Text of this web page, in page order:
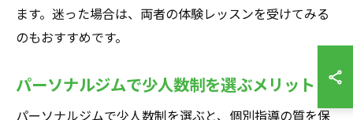
ます。迷った場合は、両者の体験レッスンを受けてみる
のもおすすめです。
パーソナルジムで少人数制を選ぶメリット
パーソナルジムで少人数制を選ぶと、個別指導の質を保